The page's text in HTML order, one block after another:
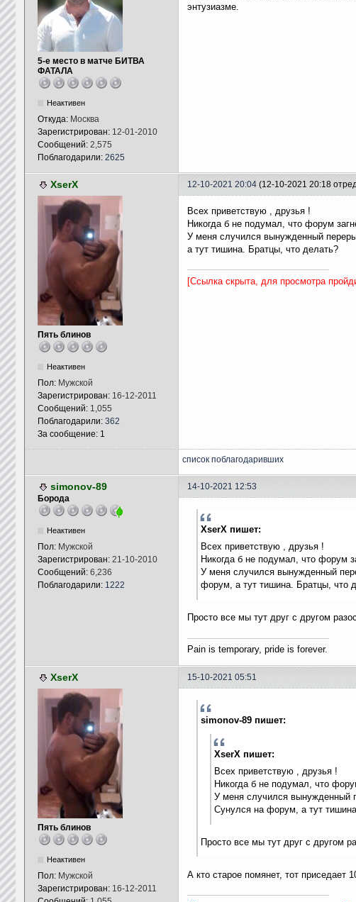
5-е место в матче БИТВА
ФАТАЛА
Неактивен
Откуда: Москва
Зарегистрирован: 12-01-2010
Сообщений: 2,575
Поблагодарили: 2625
энтузиазме.
XserX 12-10-2021 20:04 (12-10-2021 20:18
Пять блинов
Неактивен
Пол: Мужской
Зарегистрирован: 16-12-2011
Сообщений: 1,055
Поблагодарили: 362
За сообщение: 1
Всех приветствую , друзья !
Никогда б не подумал, что форум
У меня случился вынужденный
а тут тишина. Братцы, что делать?
[Ссылка скрыта, для просмотра
список поблагодаривших
simonov-89
14-10-2021 12:53
Борода
Неактивен
Пол: Мужской
Зарегистрирован: 21-10-2010
Сообщений: 6,236
Поблагодарили: 1222
XserX пишет:
Всех приветствую , друзья !
Никогда б не подумал, что форум
У меня случился вынужденный
форум, а тут тишина. Братцы, что
Просто все мы тут друг с другом
Pain is temporary, pride is forever.
XserX 15-10-2021 05:51
Пять блинов
Неактивен
Пол: Мужской
Зарегистрирован: 16-12-2011
simonov-89 пишет:
XserX пишет:
Всех приветствую , друзья !
Никогда б не подумал, что
У меня случился вынужденный
Сунулся на форум, а тут
Просто все мы тут друг с другом
А кто старое помянет, тот приседает